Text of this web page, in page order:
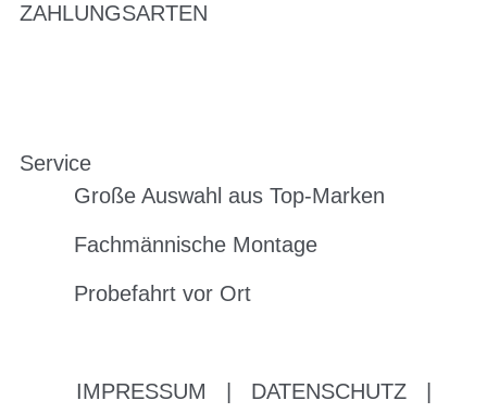
ZAHLUNGSARTEN
Service
Große Auswahl aus Top-Marken
Fachmännische Montage
Probefahrt vor Ort
IMPRESSUM DATENSCHUTZ